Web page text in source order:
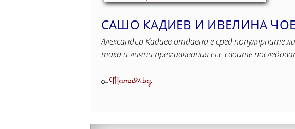
САШО КАДИЕВ И ИВЕЛИНА
Александър Кадиев отдавна е сред популярните
така и лични преживявания със своите
ОтMama24.bg